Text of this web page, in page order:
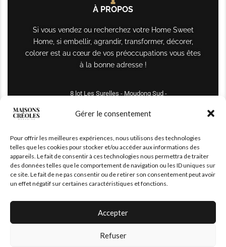
Gérer le consentement
Pour offrir les meilleures expériences, nous utilisons des technologies
telles que les cookies pour stocker et/ou accéder aux informations des
appareils. Le fait de consentir à ces technologies nous permettra de traiter
des données telles que le comportement de navigation ou les ID uniques sur
ce site. Le fait de ne pas consentir ou de retirer son consentement peut avoir
un effet négatif sur certaines caractéristiques et fonctions.
Accepter
Refuser
À PROPOS
Si vous vendez ou recherchez votre Home Sweet
Home, si embellir, agrandir, transformer, décorer,
colorer est au cœur de vos préoccupations vous êtes
à la bonne adresse !
8 lot Les Surelles - Moudong Sud -
maisonscreoles.immo@gmail.com